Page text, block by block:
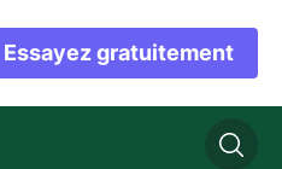
Essayez gratuitement